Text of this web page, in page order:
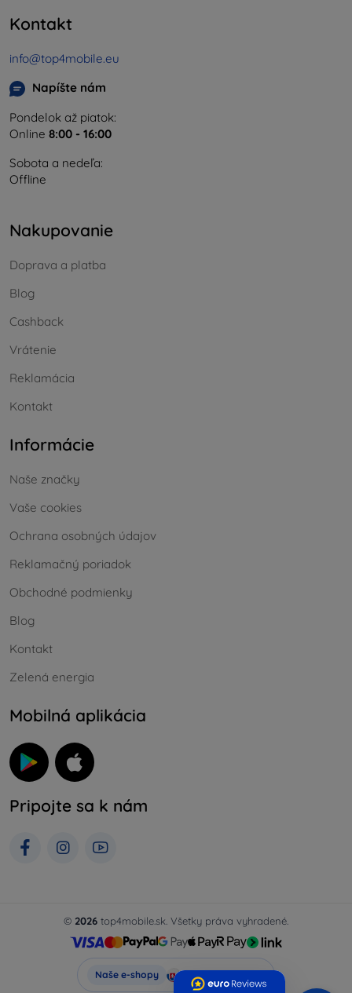
Kontakt
info@top4mobile.eu
Napíšte nám
Pondelok až piatok:
Online 8:00 - 16:00
Sobota a nedeľa:
Offline
Nakupovanie
Doprava a platba
Blog
Cashback
Vrátenie
Reklamácia
Kontakt
Informácie
Naše značky
Vaše cookies
Ochrana osobných údajov
Reklamačný poriadok
Obchodné podmienky
Blog
Kontakt
Zelená energia
Mobilná aplikácia
Pripojte sa k nám
© 2026 top4mobile.sk. Všetky práva vyhradené.
Naše e-shopy Top4Mobile.sk